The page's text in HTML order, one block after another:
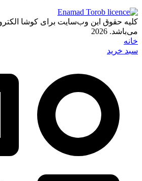
کلیه حقوق این وب‌سایت برای کوشا
می‌باشد. 2026
خانه
سبد خرید